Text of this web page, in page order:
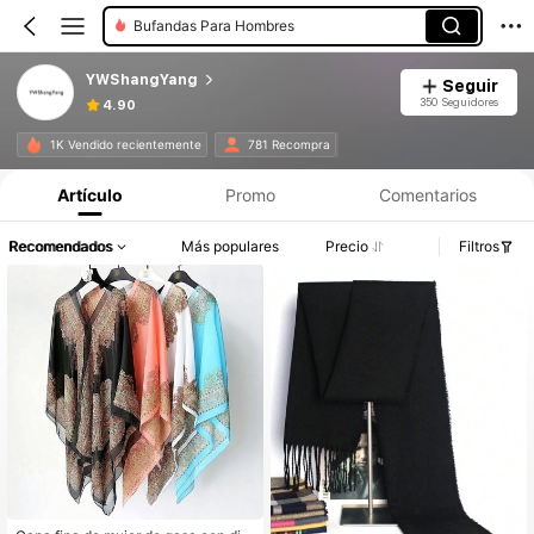
Bufandas Para Hombres
YWShangYang
4.90
Seguir
350 Seguidores
1K Vendido recientemente 781 Recompra
Artículo Promo Comentarios
Recomendados Más populares Precio Filtros